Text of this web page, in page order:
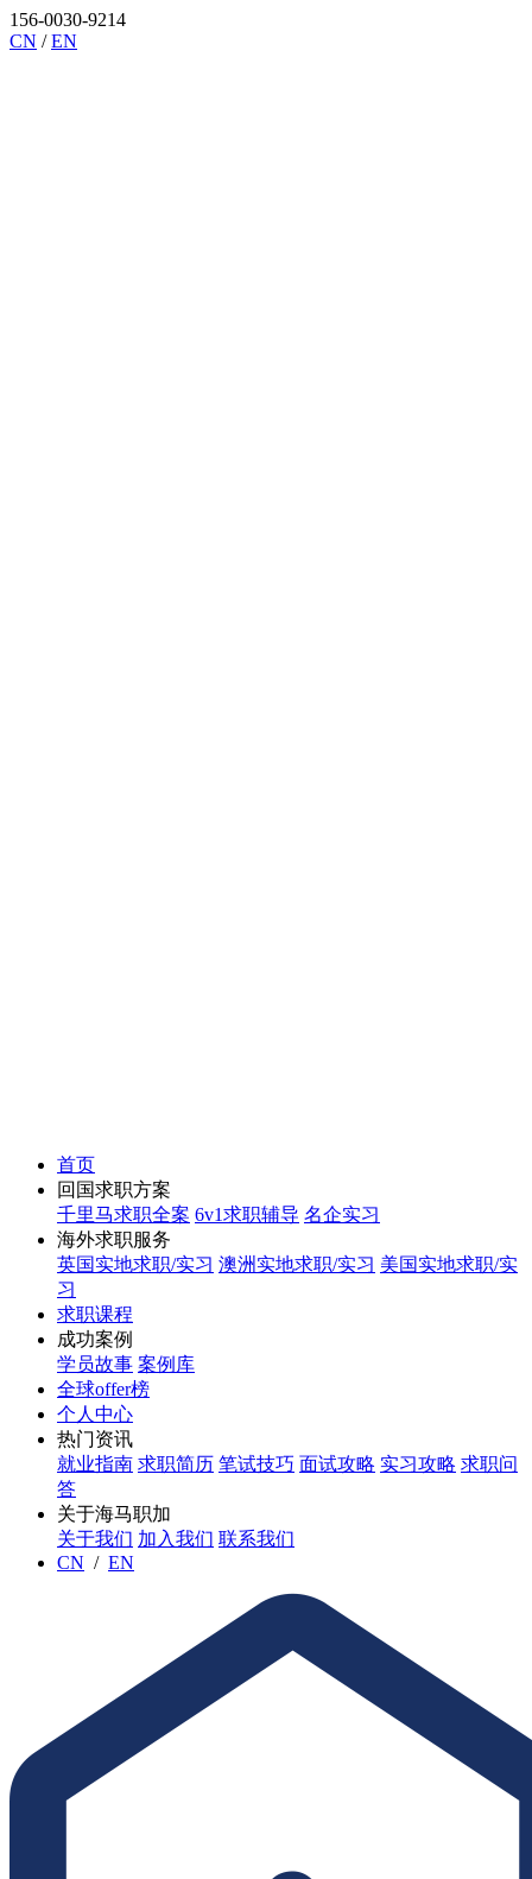
156-0030-9214
CN /EN
首页
回国求职方案
千里马求职全案 6v1求职辅导 名企实习
海外求职服务
英国实地求职/实习 澳洲实地求职/实习 美国实地求职/实
习
求职课程
成功案例
学员故事 案例库
全球offer榜
个人中心
热门资讯
就业指南 求职简历 笔试技巧 面试攻略 实习攻略 求职问
答
关于海马职加
关于我们 加入我们 联系我们
CN / EN